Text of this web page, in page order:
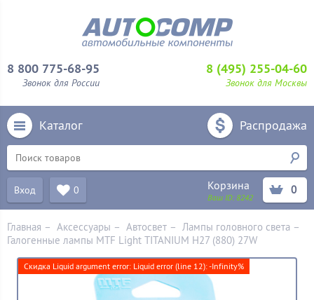
8 800 775-68-95
Звонок для России
8 (495) 255-04-60
Звонок для Москвы
Каталог Распродажа
Вход 0 Корзина
Ваш ID:8242
0
Главная – Аксессуары – Aвтосвет – Лампы головного света –
Галогенные лампы MTF Light TITANIUM H27 (880) 27W
Скидка Liquid argument error: Liquid error (line 12): -Infinity%